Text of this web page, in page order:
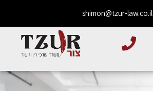
shimon@tzur-law.co.il